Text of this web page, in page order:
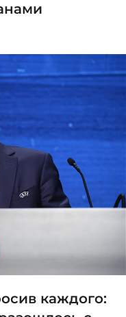
каждого: